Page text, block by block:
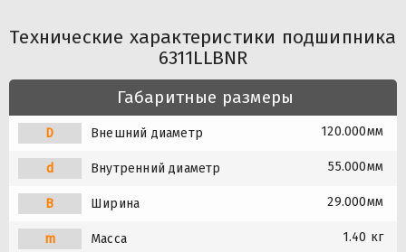
Технические характеристики подшипника
6311LLBNR
Габаритные размеры
D Внешний диаметр 120.000мм
d Внутренний диаметр 55.000мм
B Ширина 29.000мм
m Масса 1.40 кг